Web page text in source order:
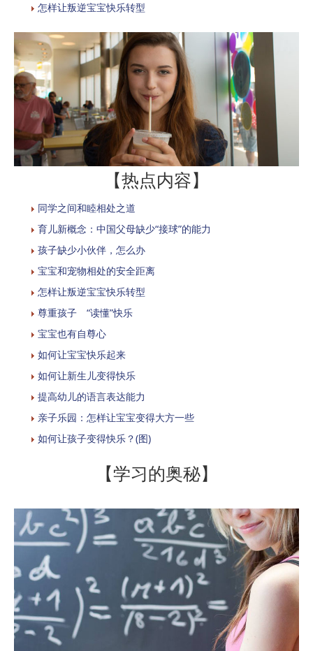
怎样让叛逆宝宝快乐转型
【热点内容】
同学之间和睦相处之道
育儿新概念：中国父母缺少“接球”的能力
孩子缺少小伙伴，怎么办
宝宝和宠物相处的安全距离
怎样让叛逆宝宝快乐转型
尊重孩子 “读懂”快乐
宝宝也有自尊心
如何让宝宝快乐起来
如何让新生儿变得快乐
提高幼儿的语言表达能力
亲子乐园：怎样让宝宝变得大方一些
如何让孩子变得快乐？(图)
【学习的奥秘】